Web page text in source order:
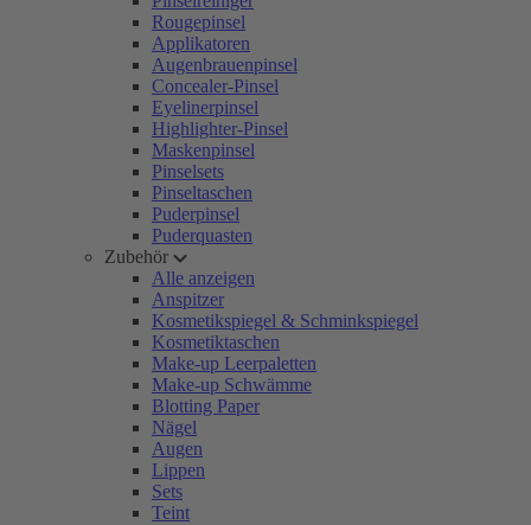
Rougepinsel
Applikatoren
Augenbrauenpinsel
Concealer-Pinsel
Eyelinerpinsel
Highlighter-Pinsel
Maskenpinsel
Pinselsets
Pinseltaschen
Puderpinsel
Puderquasten
Zubehör
Alle anzeigen
Anspitzer
Kosmetikspiegel & Schminkspiegel
Kosmetiktaschen
Make-up Leerpaletten
Make-up Schwämme
Blotting Paper
Nägel
Augen
Lippen
Sets
Teint